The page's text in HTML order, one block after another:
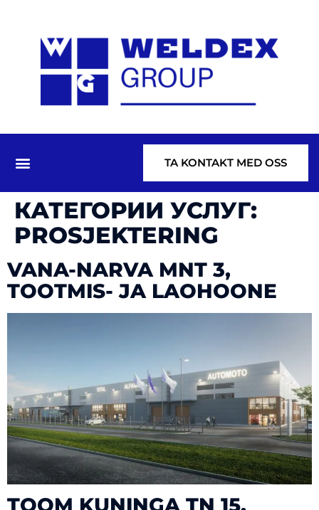
TA KONTAKT MED OSS
КАТЕГОРИИ УСЛУГ:
PROSJEKTERING
VANA-NARVA MNT 3,
TOOTMIS- JA LAOHOONE
TOOM KUNINGA TN 15,